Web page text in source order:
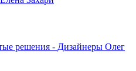
решения - Дизайнеры Олег